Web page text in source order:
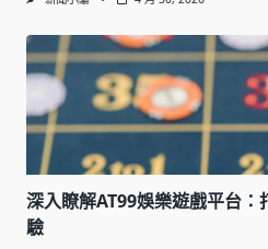
深入瞭解AT99娛樂遊戲平台
驗